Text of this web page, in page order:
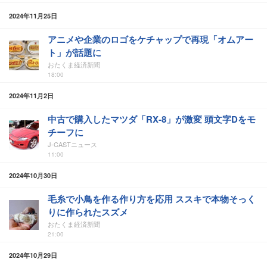
2024年11月25日
アニメや企業のロゴをケチャップで再現「オムアー
ト」が話題に
おたくま経済新聞
18:00
2024年11月2日
中古で購入したマツダ「RX-8」が激変 頭文字Dをモ
チーフに
J-CASTニュース
11:00
2024年10月30日
毛糸で小鳥を作る作り方を応用 ススキで本物そっく
りに作られたスズメ
おたくま経済新聞
21:00
2024年10月29日